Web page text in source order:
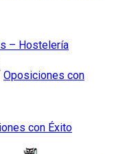
– Hostelería
Oposiciones con
con Éxito